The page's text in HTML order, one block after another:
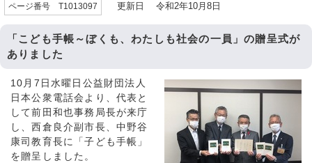
ページ番号 T1013097 更新日 令和2年10月8日
「こども手帳～ぼくも、わたしも社会の一員」の贈呈式が
ありました
10月7日水曜日公益財団法人
日本公衆電話会より、代表と
して前田和也事務局長が来庁
し、西倉良介副市長、中野谷
康司教育長に「子ども手帳」
を贈呈しました。